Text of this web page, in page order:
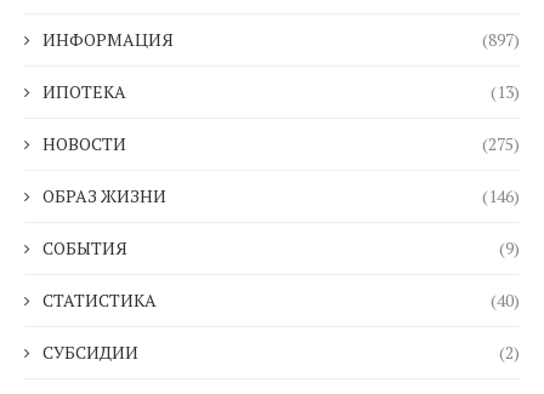
ИНФОРМАЦИЯ (897)
ИПОТЕКА (13)
НОВОСТИ (275)
ОБРАЗ ЖИЗНИ (146)
СОБЫТИЯ (9)
СТАТИСТИКА (40)
СУБСИДИИ (2)